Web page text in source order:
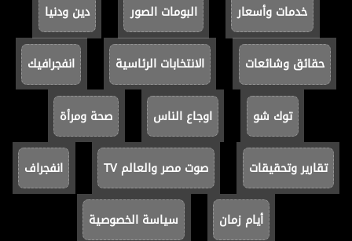
خدمات وأسعار البومات الصور دين ودنيا
حقائق وشائعات الانتخابات الرئاسية انفجرافيك
توك شو اوجاع الناس صحة ومرأة
تقارير وتحقيقات صوت مصر والعالم TV انفجراف
أيام زمان سياسة الخصوصية